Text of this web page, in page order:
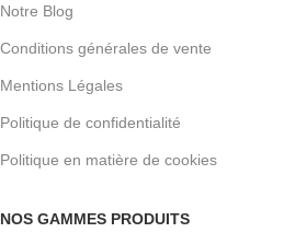
Notre Blog
Conditions générales de vente
Mentions Légales
Politique de confidentialité
Politique en matière de cookies
NOS GAMMES PRODUITS